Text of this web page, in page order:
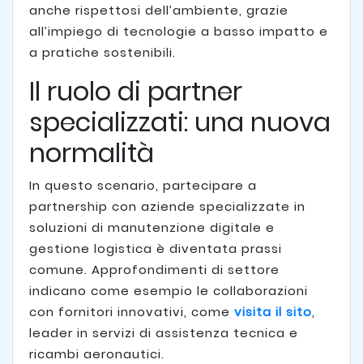
anche rispettosi dell’ambiente, grazie
all’impiego di tecnologie a basso impatto e
a pratiche sostenibili.
Il ruolo di partner
specializzati: una nuova
normalità
In questo scenario, partecipare a
partnership con aziende specializzate in
soluzioni di manutenzione digitale e
gestione logistica è diventata prassi
comune. Approfondimenti di settore
indicano come esempio le collaborazioni
con fornitori innovativi, come visita il sito,
leader in servizi di assistenza tecnica e
ricambi aeronautici.